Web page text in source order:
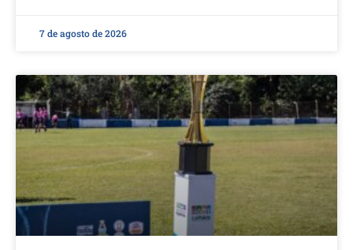
7 de agosto de 2026